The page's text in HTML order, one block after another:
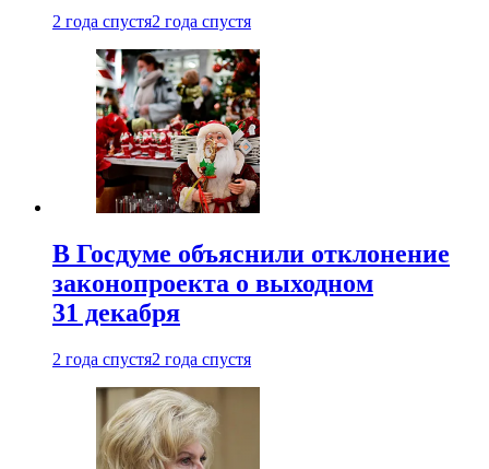
2 года спустя2 года спустя
В Госдуме объяснили отклонение
законопроекта о выходном
31 декабря
2 года спустя2 года спустя